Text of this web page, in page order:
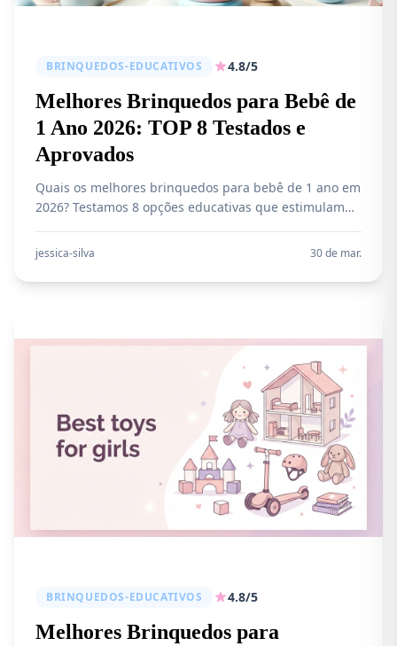
BRINQUEDOS-EDUCATIVOS 4.8/5
Melhores Brinquedos para Bebê de
1 Ano 2026: TOP 8 Testados e
Aprovados
Quais os melhores brinquedos para bebê de 1 ano em
2026? Testamos 8 opções educativas que estimulam
preços, veja análise completa e escolha com
segurança.
jessica-silva 30 de mar.
BRINQUEDOS-EDUCATIVOS 4.8/5
Melhores Brinquedos para